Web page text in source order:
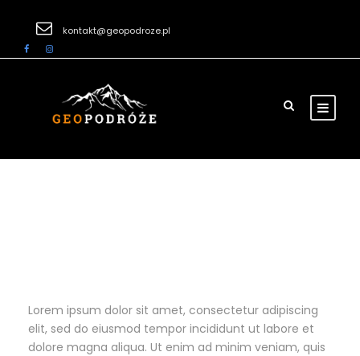
kontakt@geopodroze.pl
Lorem ipsum dolor sit amet, consectetur adipiscing
elit, sed do eiusmod tempor incididunt ut labore et
dolore magna aliqua. Ut enim ad minim veniam, quis